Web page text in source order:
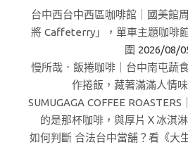
台中西台中西區咖啡館｜國美館
將 Caffeterry」，單車主題咖啡
圍 2026/08/
慢所哉．飯捲咖啡｜台中南屯蔬
作捲飯，藏著滿滿人情味
SUMUGAGA COFFEE
的是那杯咖啡，與厚片Ｘ冰淇
如何判斷 合法台中當舖？看《大